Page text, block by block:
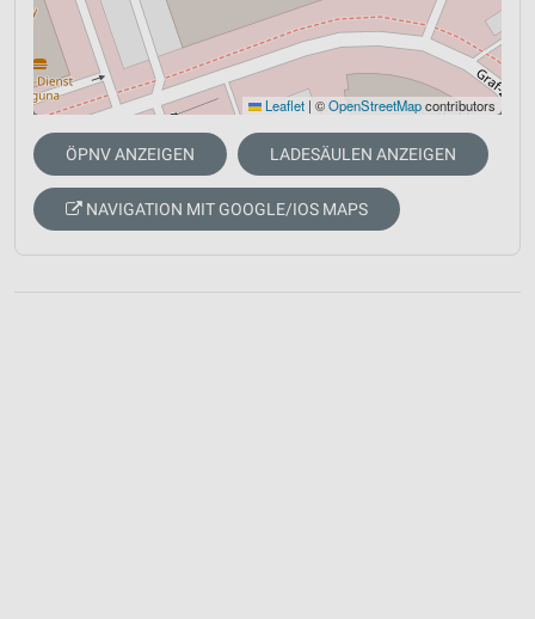
Leaflet | ©OpenStreetMapcontributors
ÖPNV ANZEIGEN LADESÄULEN ANZEIGEN
NAVIGATION MIT GOOGLE/IOS MAPS